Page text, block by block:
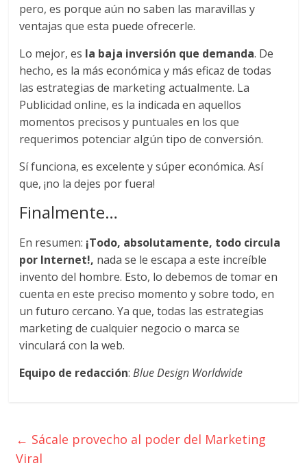
ATL,
BTL,
Periódicos
Producción
Gráfica
en
Colombia.
pero, es porque aún no saben las maravillas y
ventajas que esta puede ofrecerle.
Lo mejor, es la baja inversión que demanda. De
hecho, es la más económica y más eficaz de todas
las estrategias de marketing actualmente. La
Publicidad online, es la indicada en aquellos
momentos precisos y puntuales en los que
requerimos potenciar algún tipo de conversión.
Sí funciona, es excelente y súper económica. Así
que, ¡no la dejes por fuera!
Finalmente…
En resumen: ¡Todo, absolutamente, todo circula
por Internet!, nada se le escapa a este increíble
invento del hombre. Esto, lo debemos de tomar en
cuenta en este preciso momento y sobre todo, en
un futuro cercano. Ya que, todas las estrategias
marketing de cualquier negocio o marca se
vinculará con la web.
Equipo de redacción:Blue Design Worldwide
← Sácale provecho al poder del Marketing
Viral